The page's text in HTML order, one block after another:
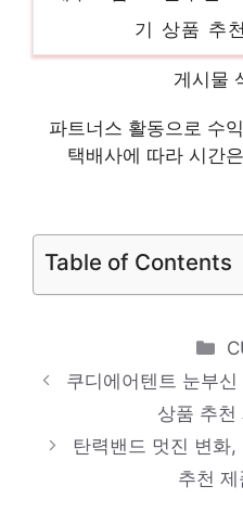
기 상품 추
유비소프트저스트댄
번 특가! 인기 상
목욕물총 당신만의
추천 제
상품 추천
게시물
파트너스 활동으로 수
택배사에 따라 시간
Table of Contents
쿠디에어텐트 눈부
상품 추
탄력밴드 멋진 변화
추천